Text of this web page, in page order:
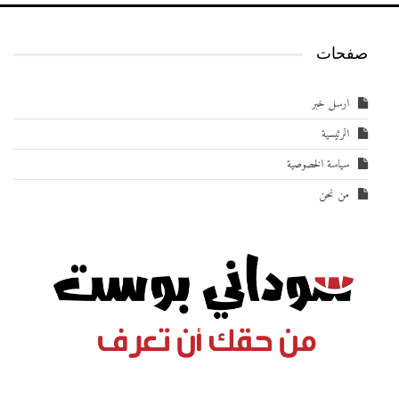
صفحات
ارسل خبر
الرئيسية
سياسة الخصوصية
من نحن